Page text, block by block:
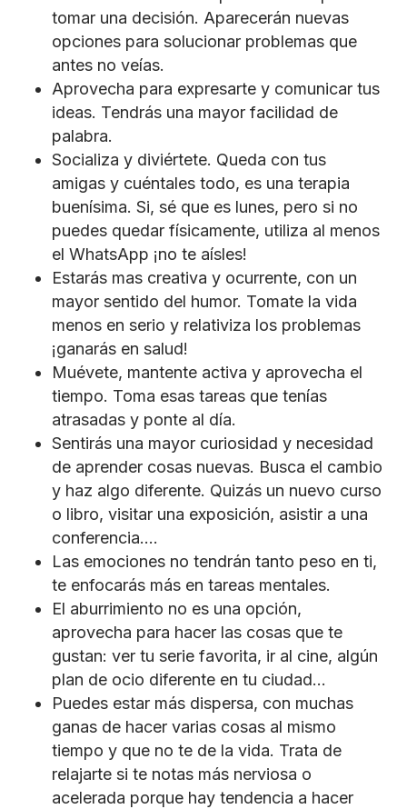
tomar una decisión. Aparecerán nuevas
opciones para solucionar problemas que
antes no veías.
Aprovecha para expresarte y comunicar tus
ideas. Tendrás una mayor facilidad de
palabra.
Socializa y diviértete. Queda con tus
amigas y cuéntales todo, es una terapia
buenísima. Si, sé que es lunes, pero si no
puedes quedar físicamente, utiliza al menos
el WhatsApp ¡no te aísles!
Estarás mas creativa y ocurrente, con un
mayor sentido del humor. Tomate la vida
menos en serio y relativiza los problemas
¡ganarás en salud!
Muévete, mantente activa y aprovecha el
tiempo. Toma esas tareas que tenías
atrasadas y ponte al día.
Sentirás una mayor curiosidad y necesidad
de aprender cosas nuevas. Busca el cambio
y haz algo diferente. Quizás un nuevo curso
o libro, visitar una exposición, asistir a una
conferencia….
Las emociones no tendrán tanto peso en ti,
te enfocarás más en tareas mentales.
El aburrimiento no es una opción,
aprovecha para hacer las cosas que te
gustan: ver tu serie favorita, ir al cine, algún
plan de ocio diferente en tu ciudad…
Puedes estar más dispersa, con muchas
ganas de hacer varias cosas al mismo
tiempo y que no te de la vida. Trata de
relajarte si te notas más nerviosa o
acelerada porque hay tendencia a hacer